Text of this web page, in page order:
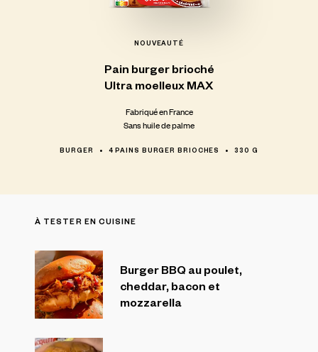
NOUVEAUTÉ
Pain burger brioché
UltramoelleuxMAX
Fabriqué en France
Sans huile de palme
BURGER 4 PAINS BURGER BRIOCHES 330 G
À TESTER EN CUISINE
Burger BBQ au poulet,
cheddar, bacon et
mozzarella